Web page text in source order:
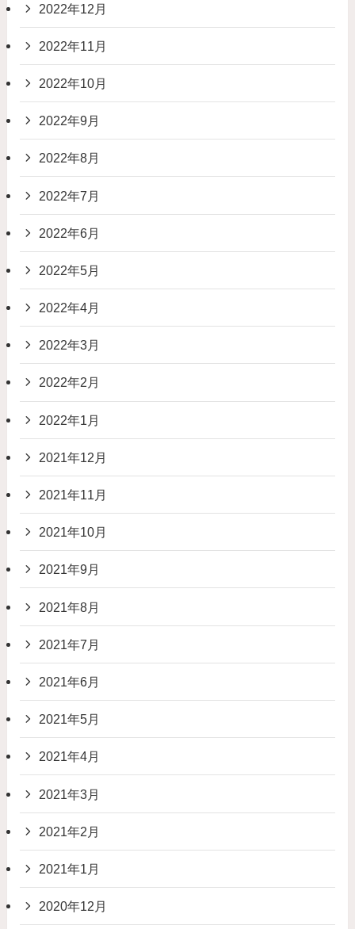
2022年12月
2022年11月
2022年10月
2022年9月
2022年8月
2022年7月
2022年6月
2022年5月
2022年4月
2022年3月
2022年2月
2022年1月
2021年12月
2021年11月
2021年10月
2021年9月
2021年8月
2021年7月
2021年6月
2021年5月
2021年4月
2021年3月
2021年2月
2021年1月
2020年12月